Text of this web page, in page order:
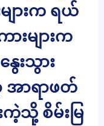
ားက ရယ်
းများက
ေးသွား
ာရာဖတ်
ကဲ့သို့ စိမ်းမြ